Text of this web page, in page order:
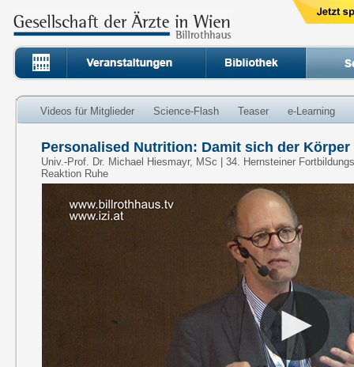
Videos für Mitglieder Science-Flash Teaser e-Learning
Personalised Nutrition: Damit sich der
Univ.-Prof. Dr. Michael Hiesmayr, MSc | 34. Hernsteiner
Reaktion Ruhe